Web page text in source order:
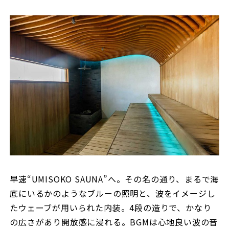
早速“UMISOKO SAUNA”へ。その名の通り、まるで海
底にいるかのようなブルーの照明と、波をイメージし
たウェーブが用いられた内装。4段の造りで、かなり
の広さがあり開放感に浸れる。BGMは心地良い波の音